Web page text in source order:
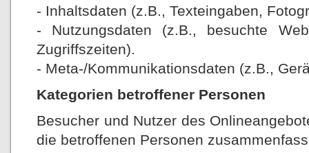
- Inhaltsdaten (z.B., Texteingaben,
- Nutzungsdaten (z.B., besuchte
Zugriffszeiten).
- Meta-/Kommunikationsdaten (z.B.,
Kategorien betroffener Personen
Besucher und Nutzer des
die betroffenen Personen